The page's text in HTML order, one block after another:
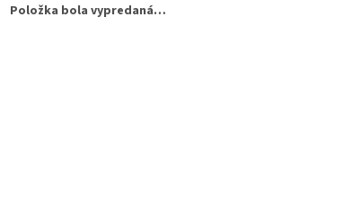
Položka bola vypredaná…